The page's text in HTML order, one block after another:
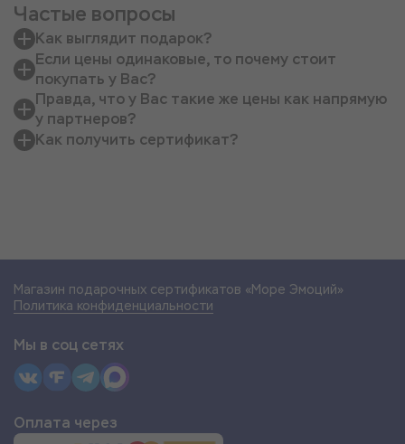
Частые вопросы
Как выглядит подарок?
Если цены одинаковые, то почему стоит
покупать у Вас?
Правда, что у Вас такие же цены как напрямую
у партнеров?
Как получить сертификат?
Магазин подарочных сертификатов «Море Эмоций»
Политика конфиденциальности
Мы в соц сетях
Оплата через